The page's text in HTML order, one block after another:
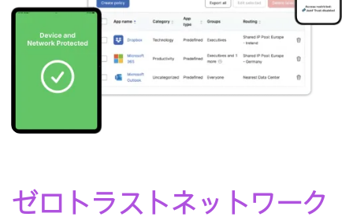
ゼロトラストネットワーク